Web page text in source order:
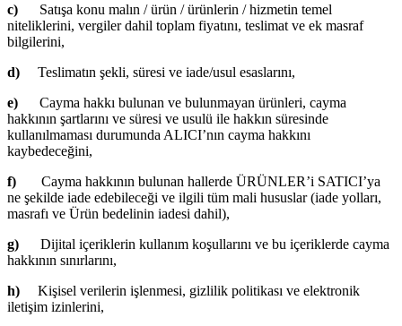
c)
Satışa konu malın / ürün / ürünlerin / hizmetin temel
niteliklerini, vergiler dahil toplam fiyatını, teslimat ve ek masraf
bilgilerini,
d)
Teslimatın şekli, süresi ve iade/usul esaslarını,
e)
Cayma hakkı bulunan ve bulunmayan ürünleri, cayma
hakkının şartlarını ve süresi ve usulü ile hakkın süresinde
kullanılmaması durumunda ALICI’nın cayma hakkını
kaybedeceğini,
f)
Cayma hakkının bulunan hallerde ÜRÜNLER’i SATICI’ya
ne şekilde iade edebileceği ve ilgili tüm mali hususlar (iade yolları,
masrafı ve Ürün bedelinin iadesi dahil),
g)
Dijital içeriklerin kullanım koşullarını ve bu içeriklerde cayma
hakkının sınırlarını,
h)
Kişisel verilerin işlenmesi, gizlilik politikası ve elektronik
iletişim izinlerini,